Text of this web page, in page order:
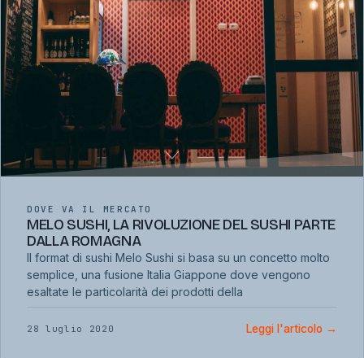
DOVE VA IL MERCATO
MELO SUSHI, LA RIVOLUZIONE DEL SUSHI PARTE
DALLA ROMAGNA
Il format di sushi Melo Sushi si basa su un concetto molto
semplice, una fusione Italia Giappone dove vengono
esaltate le particolarità dei prodotti della
28 luglio 2020 Leggi l'articolo →